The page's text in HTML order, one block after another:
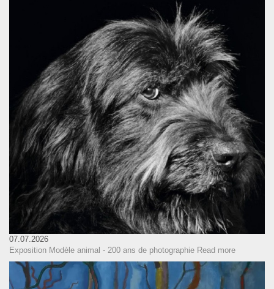
07.07.2026
Exposition Modèle animal - 200 ans de photographie Read more